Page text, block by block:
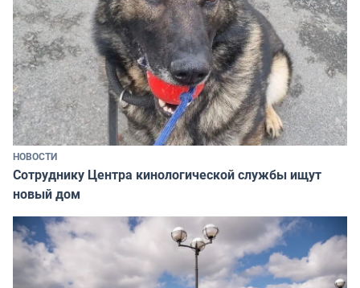
НОВОСТИ
Сотруднику Центра кинологической службы ищут
новый дом